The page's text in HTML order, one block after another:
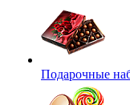
Подарочные